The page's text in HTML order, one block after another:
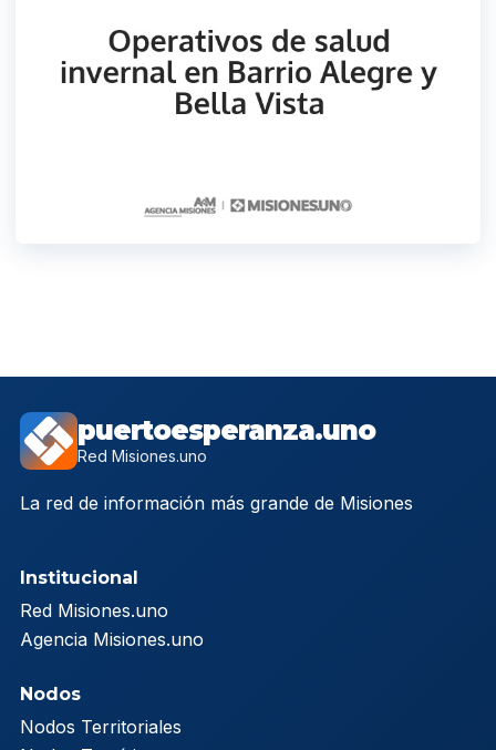
puertoesperanza.uno
Red Misiones.uno
La red de información más grande de Misiones
Institucional
Red Misiones.uno
Agencia Misiones.uno
Nodos
Nodos Territoriales